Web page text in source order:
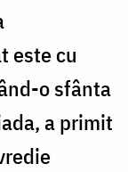
este cu
o sfânta
a primit